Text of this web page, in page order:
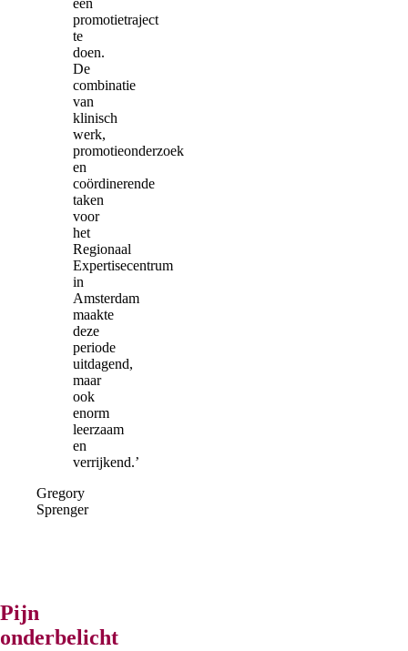
promotietraject
te
doen.
De
combinatie
van
klinisch
werk,
promotieonderzoek
en
coördinerende
taken
voor
het
Regionaal
Expertisecentrum
in
Amsterdam
maakte
deze
periode
uitdagend,
maar
ook
enorm
leerzaam
en
verrijkend.’
Gregory
Sprenger
Pijn
onderbelicht